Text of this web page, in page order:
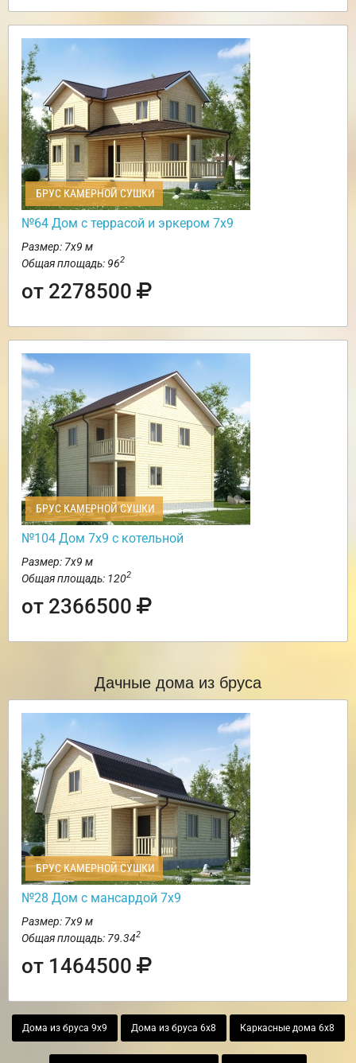
БРУС КАМЕРНОЙ СУШКИ
№64 Дом с террасой и эркером 7х9
Размер: 7х9 м
Общая площадь: 962
от 2278500
БРУС КАМЕРНОЙ СУШКИ
№104 Дом 7х9 с котельной
Размер: 7х9 м
Общая площадь: 1202
от 2366500
Дачные дома из бруса
БРУС КАМЕРНОЙ СУШКИ
№28 Дом с мансардой 7х9
Размер: 7х9 м
Общая площадь: 79.342
от 1464500
Дома из бруса 9х9 Дома из бруса 6х8 Каркасные дома 6х8